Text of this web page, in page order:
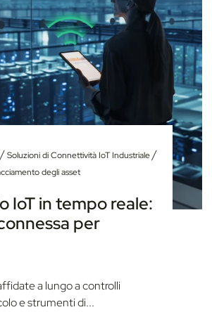
/Soluzioni di Connettività IoT Industriale/
degli asset
IoT in tempo reale:
per
a lungo a controlli
e strumenti di...